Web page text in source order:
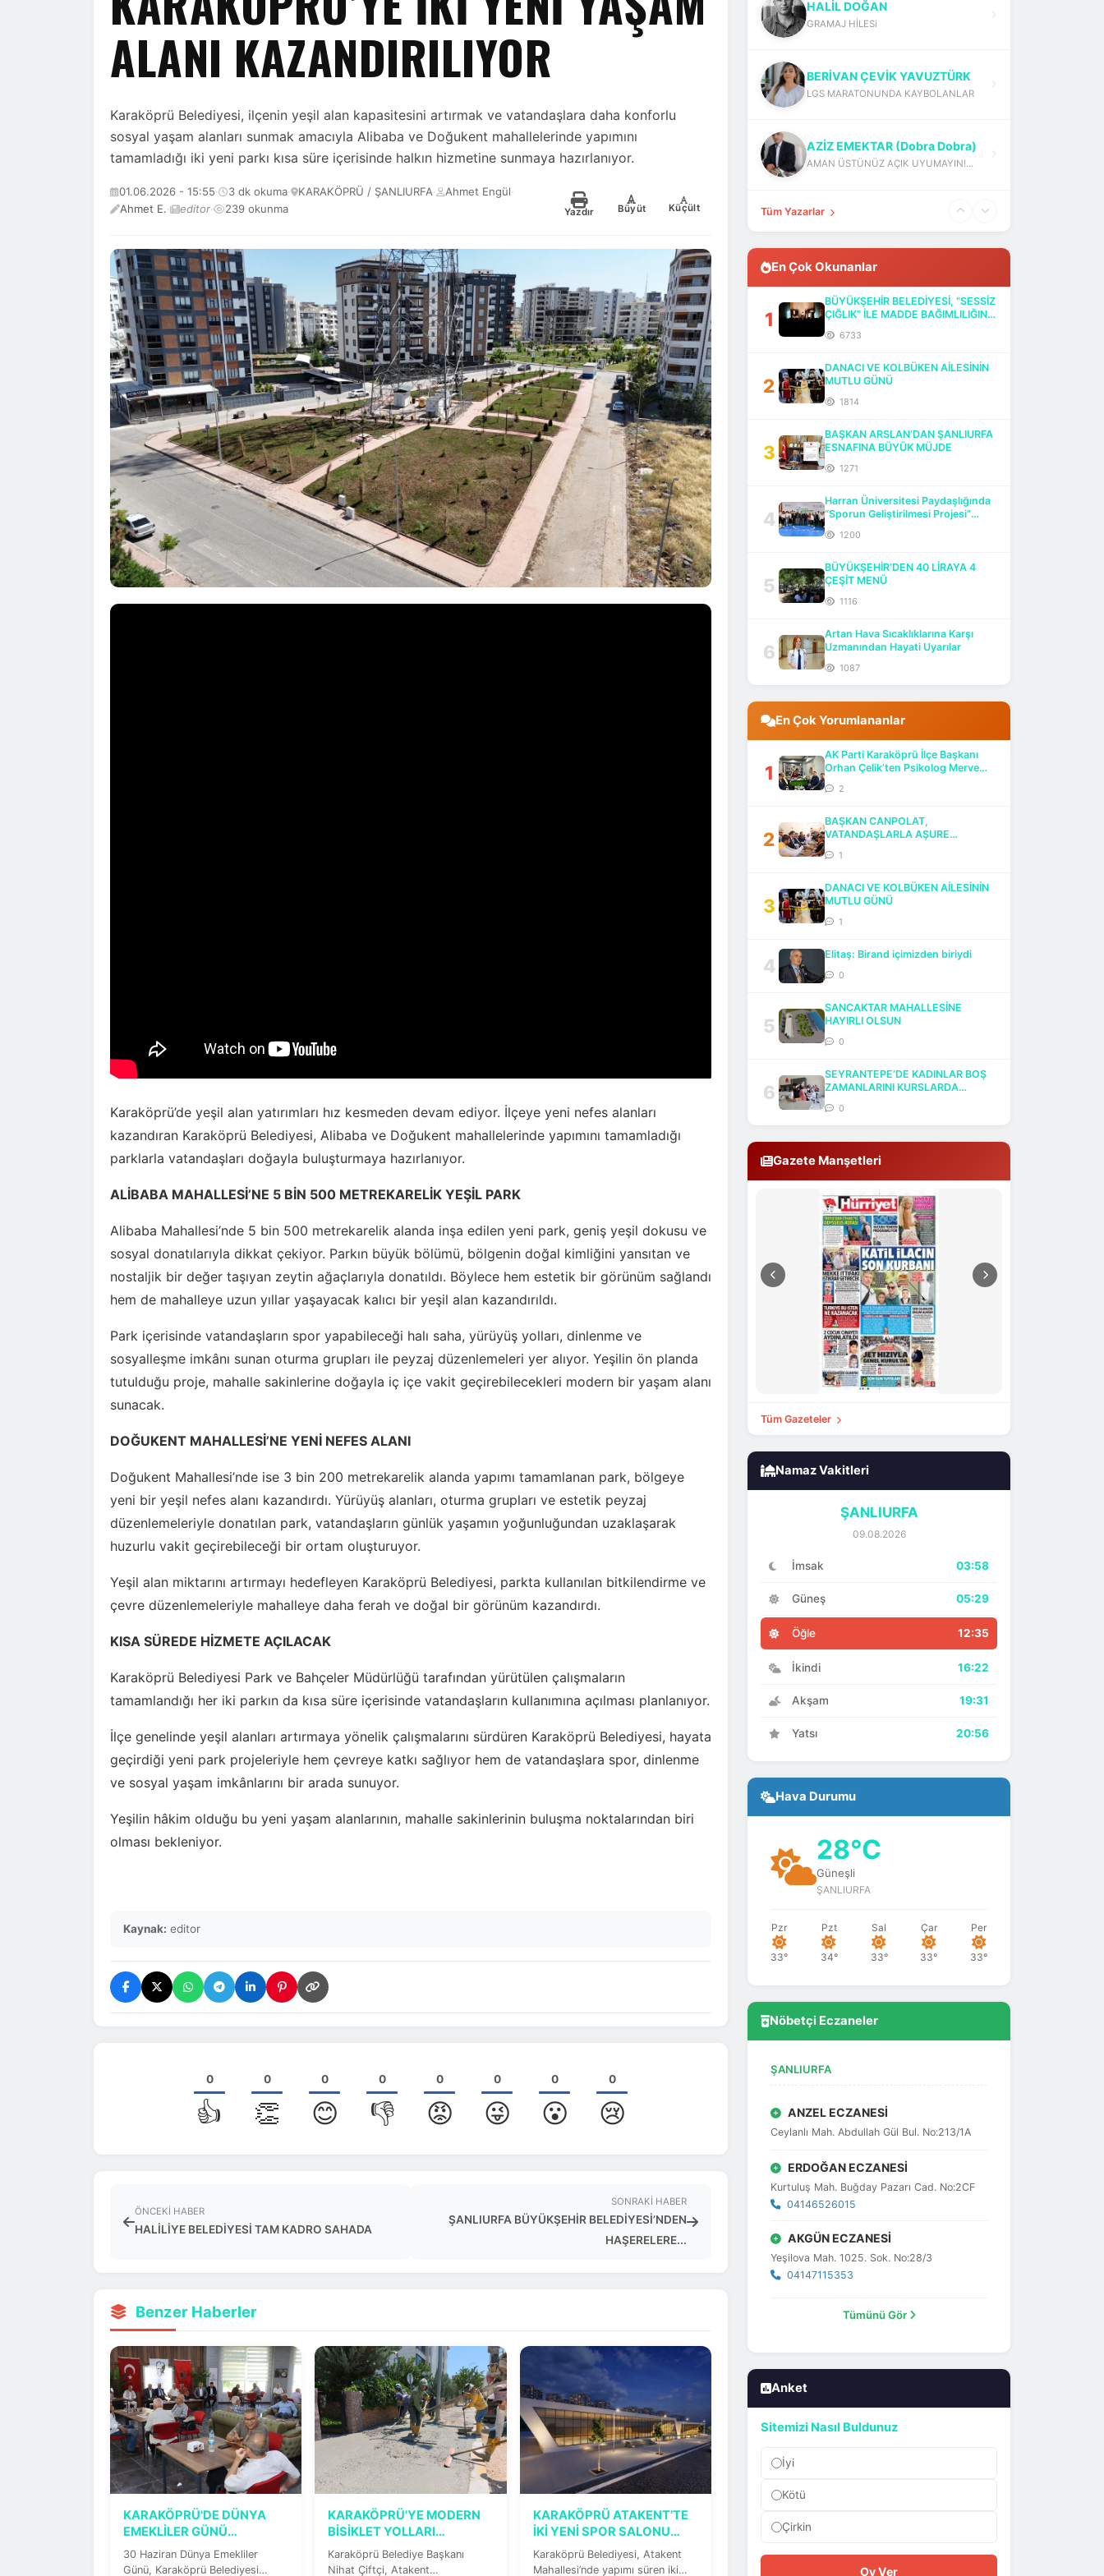
ALANI KAZANDIRILIYOR
Karaköprü Belediyesi, ilçenin yeşil alan kapasitesini artırmak ve vatandaşlara daha konforlu
sosyal yaşam alanları sunmak amacıyla Alibaba ve Doğukent mahallelerinde yapımını
tamamladığı iki yeni parkı kısa süre içerisinde halkın hizmetine sunmaya hazırlanıyor.
01.06.2026 - 15:55· 3 dk okuma· KARAKÖPRÜ / ŞANLIURFA· Ahmet Engül·
Ahmet E.· editor· 239 okunma Yazdır
+
Büyüt
-
Küçült
Karaköprü’de yeşil alan yatırımları hız kesmeden devam ediyor. İlçeye yeni nefes alanları
kazandıran Karaköprü Belediyesi, Alibaba ve Doğukent mahallelerinde yapımını tamamladığı
parklarla vatandaşları doğayla buluşturmaya hazırlanıyor.
ALİBABA MAHALLESİ’NE 5 BİN 500 METREKARELİK YEŞİL PARK
Alibaba Mahallesi’nde 5 bin 500 metrekarelik alanda inşa edilen yeni park, geniş yeşil dokusu ve
sosyal donatılarıyla dikkat çekiyor. Parkın büyük bölümü, bölgenin doğal kimliğini yansıtan ve
nostaljik bir değer taşıyan zeytin ağaçlarıyla donatıldı. Böylece hem estetik bir görünüm sağlandı
hem de mahalleye uzun yıllar yaşayacak kalıcı bir yeşil alan kazandırıldı.
Park içerisinde vatandaşların spor yapabileceği halı saha, yürüyüş yolları, dinlenme ve
sosyalleşme imkânı sunan oturma grupları ile peyzaj düzenlemeleri yer alıyor. Yeşilin ön planda
tutulduğu proje, mahalle sakinlerine doğayla iç içe vakit geçirebilecekleri modern bir yaşam alanı
sunacak.
DOĞUKENT MAHALLESİ’NE YENİ NEFES ALANI
Doğukent Mahallesi’nde ise 3 bin 200 metrekarelik alanda yapımı tamamlanan park, bölgeye
yeni bir yeşil nefes alanı kazandırdı. Yürüyüş alanları, oturma grupları ve estetik peyzaj
düzenlemeleriyle donatılan park, vatandaşların günlük yaşamın yoğunluğundan uzaklaşarak
huzurlu vakit geçirebileceği bir ortam oluşturuyor.
Yeşil alan miktarını artırmayı hedefleyen Karaköprü Belediyesi, parkta kullanılan bitkilendirme ve
çevre düzenlemeleriyle mahalleye daha ferah ve doğal bir görünüm kazandırdı.
KISA SÜREDE HİZMETE AÇILACAK
Karaköprü Belediyesi Park ve Bahçeler Müdürlüğü tarafından yürütülen çalışmaların
tamamlandığı her iki parkın da kısa süre içerisinde vatandaşların kullanımına açılması planlanıyor.
İlçe genelinde yeşil alanları artırmaya yönelik çalışmalarını sürdüren Karaköprü Belediyesi, hayata
geçirdiği yeni park projeleriyle hem çevreye katkı sağlıyor hem de vatandaşlara spor, dinlenme
ve sosyal yaşam imkânlarını bir arada sunuyor.
Yeşilin hâkim olduğu bu yeni yaşam alanlarının, mahalle sakinlerinin buluşma noktalarından biri
olması bekleniyor.
Kaynak: editor
0
👍
0
👏
0
😊
0
👎
0
😡
0
😜
0
😮
0
😢
ÖNCEKI HABER
HALİLİYE BELEDİYESİ TAM KADRO SAHADA
SONRAKI HABER
ŞANLIURFA BÜYÜKŞEHİR BELEDİYESİ’NDEN
HAŞERELERE...
Benzer Haberler
KARAKÖPRÜ'DE DÜNYA
EMEKLİLER GÜNÜ
COŞKUYLA KUTLANDI
30 Haziran Dünya Emekliler
Günü, Karaköprü Belediyesi
KARAKÖPRÜ'YE MODERN
BİSİKLET YOLLARI
KAZANDIRILIYOR
Karaköprü Belediye Başkanı
Nihat Çiftçi, Atakent
KARAKÖPRÜ ATAKENT’TE
İKİ YENİ SPOR SALONU
YÜKSELİYOR
Karaköprü Belediyesi, Atakent
Mahallesi’nde yapımı süren iki
HALİL DOĞAN
GRAMAJ HİLESi
BERİVAN ÇEVİK YAVUZTÜRK
LGS MARATONUNDA KAYBOLANLAR
AZİZ EMEKTAR (Dobra Dobra)
AMAN ÜSTÜNÜZ AÇIK UYUMAYIN!...
Tüm Yazarlar
En Çok Okunanlar
1
BÜYÜKŞEHİR BELEDİYESİ, “SESSİZ
ÇIĞLIK” İLE MADDE BAĞIMLILIĞINA
6733
2
DANACI VE KOLBÜKEN AİLESİNİN
MUTLU GÜNÜ
1814
3
BAŞKAN ARSLAN’DAN ŞANLIURFA
ESNAFINA BÜYÜK MÜJDE
1271
4
Harran Üniversitesi Paydaşlığında
“Sporun Geliştirilmesi Projesi”
1200
5
BÜYÜKŞEHİR’DEN 40 LİRAYA 4
ÇEŞİT MENÜ
1116
6
Artan Hava Sıcaklıklarına Karşı
Uzmanından Hayati Uyarılar
1087
En Çok Yorumlananlar
1
AK Parti Karaköprü İlçe Başkanı
Orhan Çelik’ten Psikolog Merve
2
2
BAŞKAN CANPOLAT,
VATANDAŞLARLA AŞURE
1
3
DANACI VE KOLBÜKEN AİLESİNİN
MUTLU GÜNÜ
1
4
Elitaş: Birand içimizden biriydi
0
5
SANCAKTAR MAHALLESİNE
HAYIRLI OLSUN
0
6
SEYRANTEPE’DE KADINLAR BOŞ
ZAMANLARINI KURSLARDA
0
Gazete Manşetleri
Tüm Gazeteler
Namaz Vakitleri
ŞANLIURFA
09.08.2026
İmsak 03:58
Güneş 05:29
Öğle 12:35
İkindi 16:22
Akşam 19:31
Yatsı 20:56
Hava Durumu
28°C
Güneşli
ŞANLIURFA
Pzr
33°
Pzt
34°
Sal
33°
Çar
33°
Per
33°
Nöbetçi Eczaneler
ŞANLIURFA
ANZEL ECZANESİ
Ceylanlı Mah. Abdullah Gül Bul. No:213/1A
ERDOĞAN ECZANESİ
Kurtuluş Mah. Buğday Pazarı Cad. No:2CF
04146526015
AKGÜN ECZANESİ
Yeşilova Mah. 1025. Sok. No:28/3
04147115353
Tümünü Gör
Anket
Sitemizi Nasıl Buldunuz
İyi
Kötü
Çirkin
Oy Ver